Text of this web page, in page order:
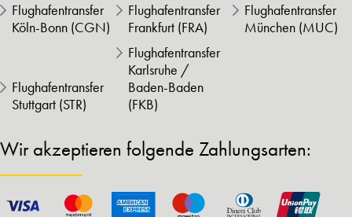
Flughafentransfer
Köln-Bonn (CGN)
Flughafentransfer
Frankfurt (FRA)
Flughafentransfer
München (MUC)
Flughafentransfer
Stuttgart (STR)
Flughafentransfer
Karlsruhe /
Baden-Baden
(FKB)
Wir akzeptieren folgende Zahlungsarten: